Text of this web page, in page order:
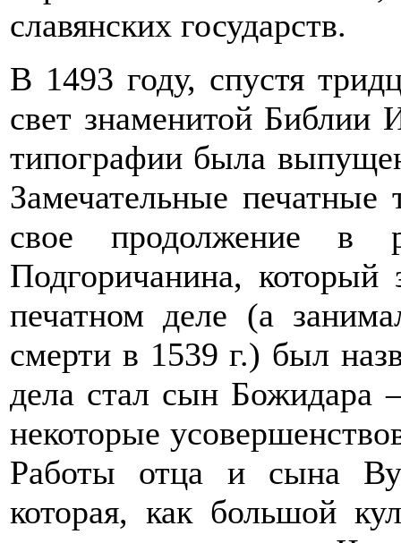
славянских государств.
В 1493 году, спустя
свет знаменитой Библии
типографии была
Замечательные
свое продолжение в
Подгоричанина,
печатном деле (а
смерти в 1539 г.) был
дела стал сын Божидара
некоторые
Работы отца и сына
которая, как большой